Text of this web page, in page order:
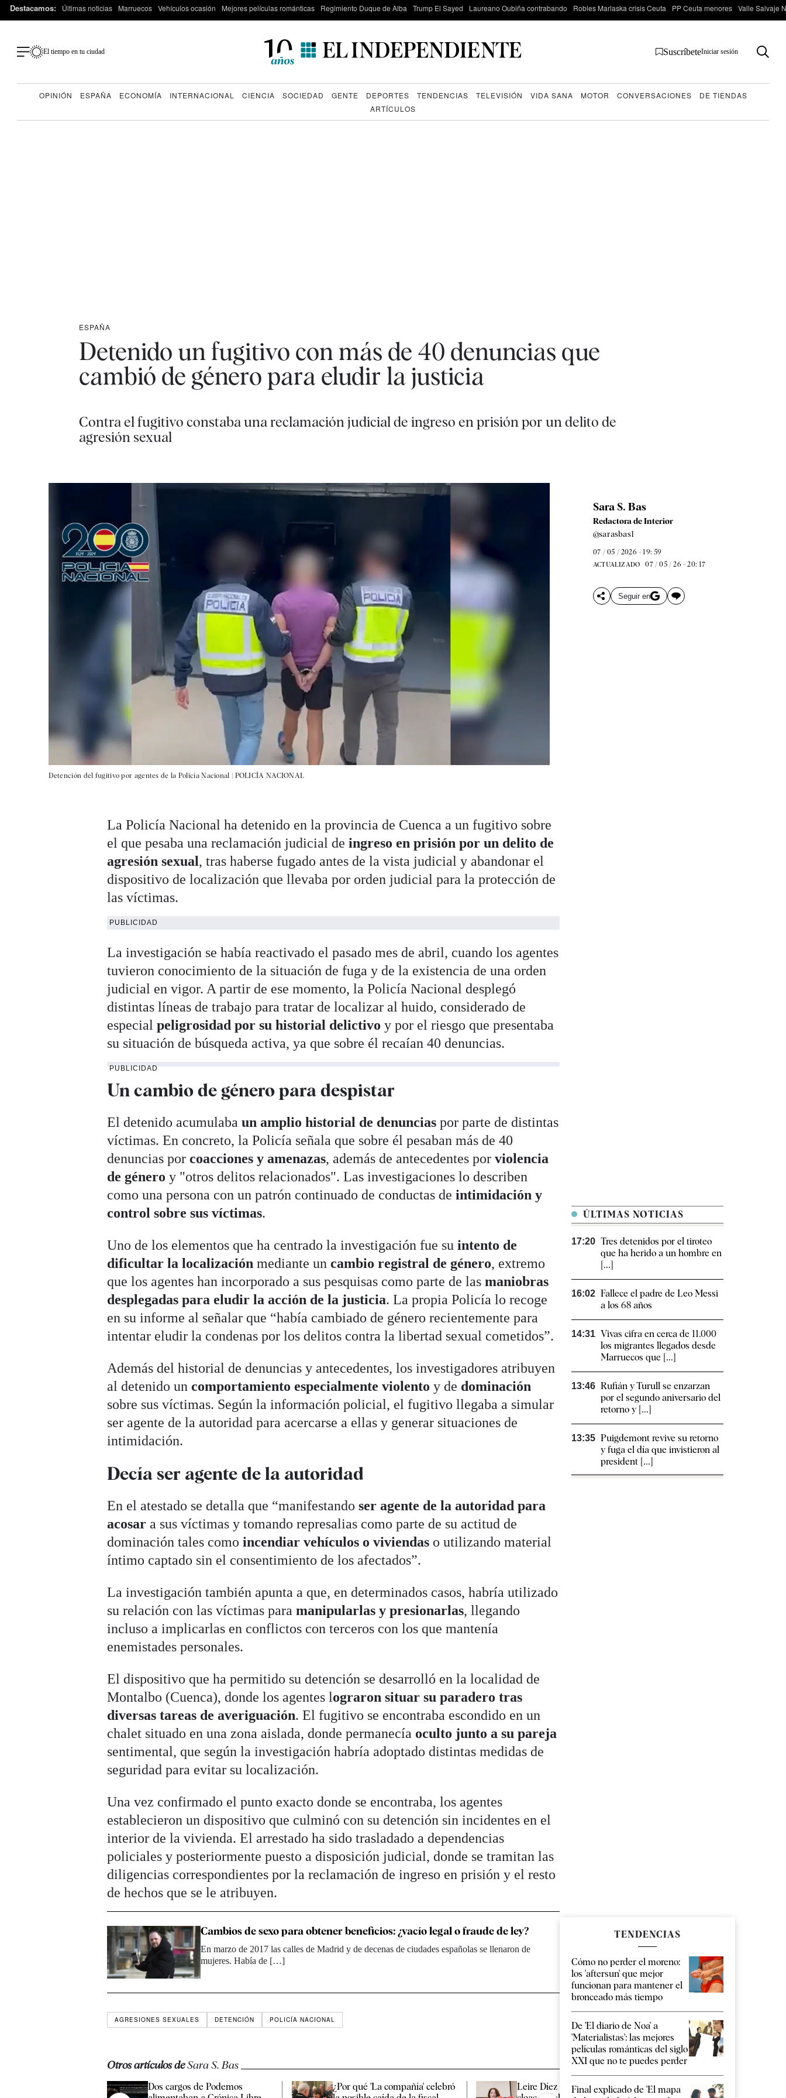
Destacamos: Últimas noticias Marruecos Vehículos ocasión Mejores películas románticas Regimiento Duque de Alba Trump El Sayed Laureano Oubiña contrabando Robles Marlaska crisis Ceuta PP Ceuta menores Valle Salvaje
El tiempo en tu ciudad SuscríbeteIniciar sesión
OPINIÓN ESPAÑA ECONOMÍA INTERNACIONAL CIENCIA SOCIEDAD GENTE DEPORTES TENDENCIAS TELEVISIÓN VIDA SANA MOTOR CONVERSACIONES
DE TIENDAS
ARTÍCULOS
ESPAÑA
Detenido un fugitivo con más de 40 denuncias que
cambió de género para eludir la justicia
Contra el fugitivo constaba una reclamación judicial de ingreso en prisión por un delito de
agresión sexual
Detención del fugitivo por agentes de la Policía Nacional | POLICÍA NACIONAL
Sara S. Bas
Redactora de Interior
@sarasbas1
07 / 05 / 2026 - 19: 59
ACTUALIZADO 07 / 05 / 26 - 20: 17
Seguir en
La Policía Nacional ha detenido en la provincia de Cuenca a un fugitivo sobre
el que pesaba una reclamación judicial de ingreso en prisión por un delito de
agresión sexual , tras haberse fugado antes de la vista judicial y abandonar el
dispositivo de localización que llevaba por orden judicial para la protección de
las víctimas.
PUBLICIDAD
La investigación se había reactivado el pasado mes de abril, cuando los agentes
tuvieron conocimiento de la situación de fuga y de la existencia de una orden
judicial en vigor. A partir de ese momento, la Policía Nacional desplegó
distintas líneas de trabajo para tratar de localizar al huido, considerado de
especialpeligrosidad por su historial delictivo y por el riesgo que presentaba
su situación de búsqueda activa, ya que sobre él recaían 40 denuncias.
PUBLICIDAD
Un cambio de género para despistar
El detenido acumulabaun amplio historial de denuncias por parte de distintas
víctimas. En concreto, la Policía señala que sobre él pesaban más de 40
denuncias porcoacciones y amenazas, además de antecedentes por violencia
de géneroy "otros delitos relacionados". Las investigaciones lo describen
como una persona con un patrón continuado de conductas deintimidación y
control sobre sus víctimas.
Uno de los elementos que ha centrado la investigación fue suintento de
dificultar la localización mediante uncambio registral de género, extremo
que los agentes han incorporado a sus pesquisas como parte de lasmaniobras
desplegadas para eludir la acción de la justicia. La propia Policía lo recoge
en su informe al señalar que “había cambiado de género recientemente para
intentar eludir la condenas por los delitos contra la libertad sexual cometidos”.
Además del historial de denuncias y antecedentes, los investigadores atribuyen
al detenido uncomportamiento especialmente violento y de dominación
sobre sus víctimas. Según la información policial, el fugitivo llegaba a simular
ser agente de la autoridad para acercarse a ellas y generar situaciones de
intimidación.
Decía ser agente de la autoridad
En el atestado se detalla que “manifestandoser agente de la autoridad para
acosar a sus víctimas y tomando represalias como parte de su actitud de
dominación tales comoincendiar vehículos o viviendas o utilizando material
íntimo captado sin el consentimiento de los afectados”.
La investigación también apunta a que, en determinados casos, habría utilizado
su relación con las víctimas para manipularlas y presionarlas, llegando
incluso a implicarlas en conflictos con terceros con los que mantenía
enemistades personales.
El dispositivo que ha permitido su detención se desarrolló en la localidad de
Montalbo (Cuenca), donde los agentes lograron situar su paradero tras
diversas tareas de averiguación. El fugitivo se encontraba escondido en un
chalet situado en una zona aislada, donde permanecía oculto junto a su pareja
sentimental, que según la investigación habría adoptado distintas medidas de
seguridad para evitar su localización.
Una vez confirmado el punto exacto donde se encontraba, los agentes
establecieron un dispositivo que culminó con su detención sin incidentes en el
interior de la vivienda. El arrestado ha sido trasladado a dependencias
policiales y posteriormente puesto a disposición judicial, donde se tramitan las
diligencias correspondientes por la reclamación de ingreso en prisión y el resto
de hechos que se le atribuyen.
Cambios de sexo para obtener beneficios: ¿vacío legal o fraude de ley?
En marzo de 2017 las calles de Madrid y de decenas de ciudades españolas se llenaron de
mujeres. Había de […]
AGRESIONES SEXUALES DETENCIÓN POLICÍA NACIONAL
Otros artículos deSara S. Bas
Dos cargos de Podemos
¿Por qué 'La compañía' celebró
Leire Díez y el abogado de las
"Yo me llamo María
ÚLTIMAS NOTICIAS
17:20 Tres detenidos por el tiroteo
que ha herido a un hombre en
[...]
16:02 Fallece el padre de Leo Messi
a los 68 años
14:31 Vivas cifra en cerca de 11.000
los migrantes llegados desde
Marruecos que [...]
13:46 Rufián y Turull se enzarzan
por el segundo aniversario del
retorno y [...]
13:35 Puigdemont revive su retorno
y fuga el día que invistieron al
president [...]
TENDENCIAS
Cómo no perder el moreno:
los 'aftersun' que mejor
funcionan para mantener el
bronceado más tiempo
De 'El diario de Noa' a
'Materialistas': las mejores
películas románticas del siglo
XXI que no te puedes perder
Final explicado de 'El mapa